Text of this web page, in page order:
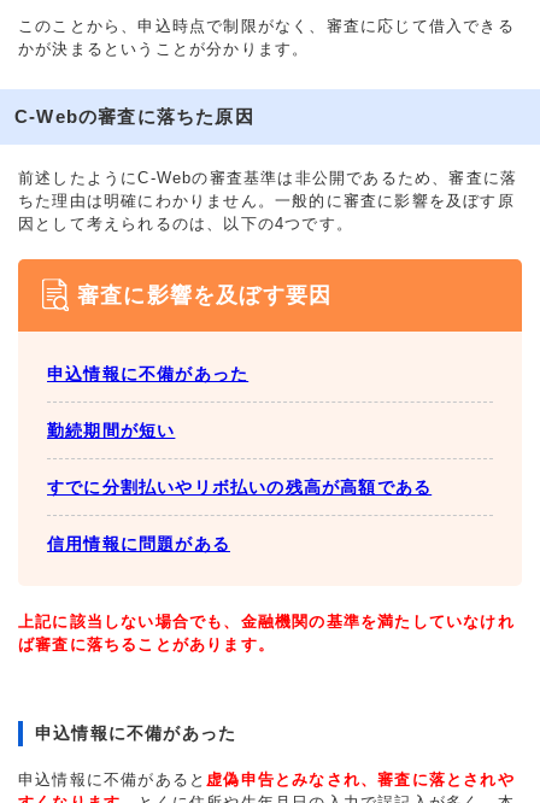
このことから、申込時点で制限がなく、審査に応じて借入できる
かが決まるということが分かります。
C-Webの審査に落ちた原因
前述したようにC-Webの審査基準は非公開であるため、審査に落
ちた理由は明確にわかりません。一般的に審査に影響を及ぼす原
因として考えられるのは、以下の4つです。
審査に影響を及ぼす要因
申込情報に不備があった
勤続期間が短い
すでに分割払いやリボ払いの残高が高額である
信用情報に問題がある
上記に該当しない場合でも、金融機関の基準を満たしていなけれ
ば審査に落ちることがあります。
申込情報に不備があった
申込情報に不備があると 虚偽申告とみなされ、審査に落とされや